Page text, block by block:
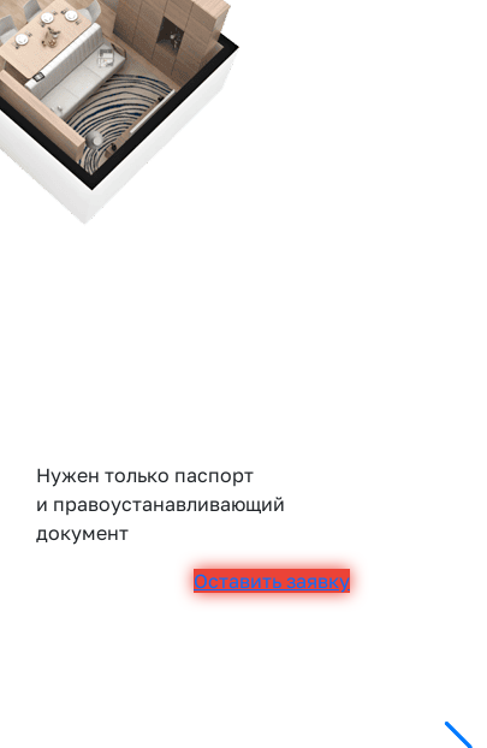
Нужен только паспорт
и правоустанавливающий
документ
Оставить заявку